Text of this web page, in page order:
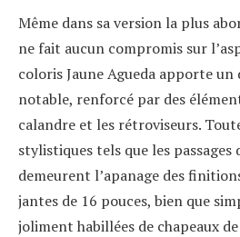
Même dans sa version la plus
ne fait aucun compromis sur
coloris Jaune Agueda apporte un
notable, renforcé par des
calandre et les rétroviseurs.
stylistiques tels que les passages
demeurent l’apanage des
jantes de 16 pouces, bien que
joliment habillées de chapeaux